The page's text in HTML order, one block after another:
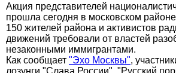
Акция представителей
прошла сегодня в московском
150 жителей района и активистов
движений требовали от властей
незаконными иммигрантами.
Как сообщает "Эхо Москвы",
лозунги "Слава России", "Русский